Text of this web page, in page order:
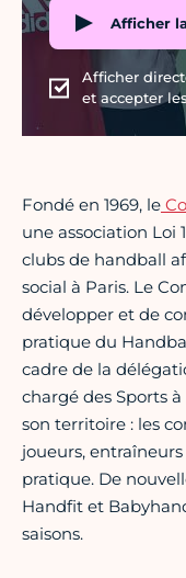
Afficher
Afficher
et accepter
Fondé en 1969, le
une association Loi
clubs de handball
social à Paris. Le
développer et de
pratique du
cadre de la
chargé des Sports
son territoire : les
joueurs,
pratique. De
Handfit et
saisons.